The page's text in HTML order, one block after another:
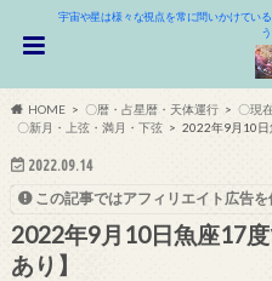
宇宙や星は様々な視点を常に問いかけてい
う
HOME 〇暦・占星暦・天体運行
〇現
〇新月・上弦・満月・下弦
2022年9月10日
2022.09.14
この記事ではアフィリエイト広告を
2022年9月10日魚座17
あり】